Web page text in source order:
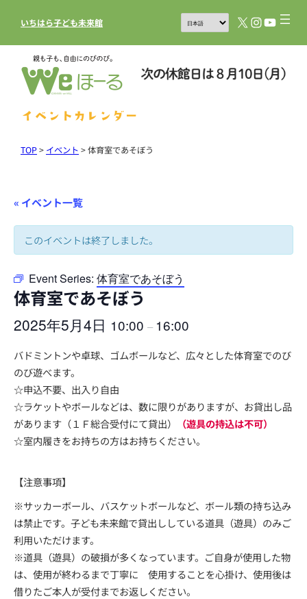
いちはら子ども未来館 X Instagram
YouTube
イベントカレンダー
TOP> イベント >体育室であそぼう
« イベント一覧
このイベントは終了しました。
Event Series: 体育室であそぼう
体育室であそぼう
2025年5月4日 10:00 – 16:00
バドミントンや卓球、ゴムボールなど、広々とした体育室でのび
のび遊べます。
☆申込不要、出入り自由
☆ラケットやボールなどは、数に限りがありますが、お貸出し品
があります（１Ｆ総合受付にて貸出）
（遊具の持込は不可）
☆室内履きをお持ちの方はお持ちください。
【注意事項】
※サッカーボール、バスケットボールなど、ボール類の持ち込み
は禁止です。子ども未来館で貸出ししている道具（遊具）のみご
利用いただけます。
※道具（遊具）の破損が多くなっています。ご自身が使用した物
は、使用が終わるまで丁寧に 使用することを心掛け、使用後は
借りたご本人が受付までお返しください。